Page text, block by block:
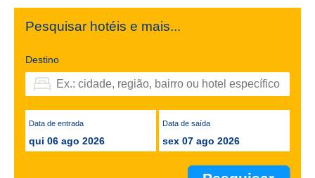
Pesquisar hotéis e mais...
Destino
Data de entrada
qui 06 ago 2026
Data de saída
sex 07 ago 2026